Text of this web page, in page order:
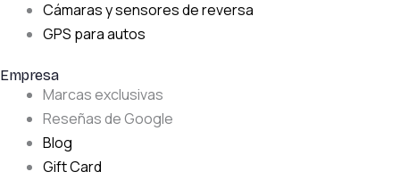
Cámaras y sensores de reversa
GPS para autos
Empresa
Marcas exclusivas
Reseñas de Google
Blog
Gift Card